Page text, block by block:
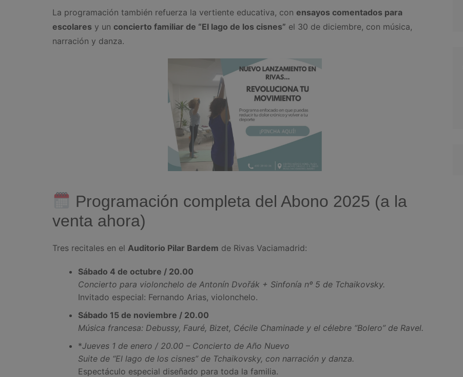
La programación también refuerza la vertiente educativa, con ensayos comentados para
escolares y un concierto familiar de “El lago de los cisnes” el 30 de diciembre, con música,
narración y danza.
Programación completa del Abono 2025 (a la
venta ahora)
Tres recitales en el Auditorio Pilar Bardem de Rivas Vaciamadrid:
Sábado 4 de octubre / 20.00
Concierto para violonchelo de Antonín Dvořák + Sinfonía nº 5 de Tchaikovsky.
Invitado especial: Fernando Arias, violonchelo.
Sábado 15 de noviembre / 20.00
Música francesa: Debussy, Fauré, Bizet, Cécile Chaminade y el célebre “Bolero” de Ravel.
*Jueves 1 de enero / 20.00 – Concierto de Año Nuevo
Suite de “El lago de los cisnes” de Tchaikovsky, con narración y danza.
Espectáculo especial diseñado para toda la familia.